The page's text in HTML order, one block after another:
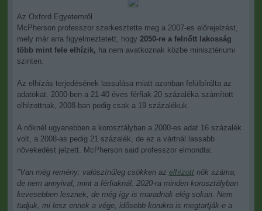
Az Oxford Egyetemről
McPherson professzor szerkesztette meg a 2007-es előrejelzést,
mely már arra figyelmeztetett, hogy 2050-re a felnőtt lakosság
több mint fele elhízik, ha nem avatkoznak közbe minisztériumi
szinten.
Az elhízás terjedésének lassulása miatt azonban felülbírálta az
adatokat. 2000-ben a 21-40 éves férfiak 20 százaléka számított
elhízottnak, 2008-ban pedig csak a 19 százalékuk.
A nőknél ugyanebben a korosztályban a 2000-es adat 16 százalék
volt, a 2008-as pedig 21 százalék, de ez a vártnál lassabb
növekedést jelzett. McPherson said professzor elmondta:
"Van még remény: valószínűleg csökken az elhízottnők száma,
de nem annyival, mint a férfiaknál. 2020-ra minden korosztályban
kevesebben lesznek, de még így is maradnak elég sokan. Nem
tudjuk, mi lesz ennek a vége, idősebb korukra is megtartják-e a